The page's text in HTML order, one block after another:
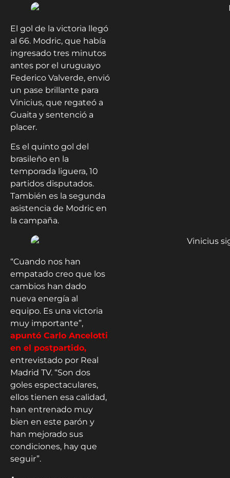
El gol de la victoria llegó
al 66. Modric, que había
ingresado tres minutos
antes por el uruguayo
Federico Valverde, envió
un pase brillante para
Vinicius, que regateó a
Guaita y sentenció a
placer.
Es el quinto gol del
brasileño en la
temporada liguera, 10
partidos disputados.
También es la segunda
asistencia de Modric en
la campaña.
“Cuando nos han
empatado creo que los
cambios han dado
nueva energía al
equipo. Es una victoria
muy importante”,
apuntó Carlo Ancelotti
en el postpartido,
entrevistado por Real
Madrid TV. “Son dos
goles espectaculares,
ellos tienen esa calidad,
han entrenado muy
bien en este parón y
han mejorado sus
condiciones, hay que
seguir”.